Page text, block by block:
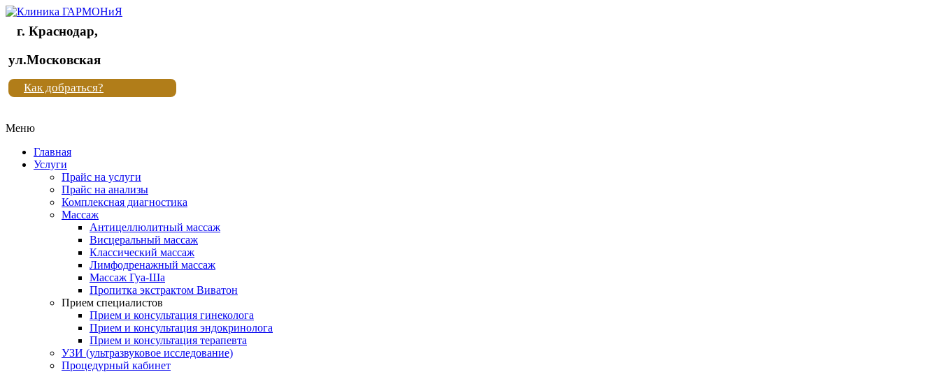
Клиника
"Новая
жизнь"
Клиника
жизнь"
г. Краснодар,
ул.Московская
Как добраться?
Меню
Главная
Услуги
Прайс на услуги
Прайс на анализы
Комплексная диагностика
Массаж
Антицеллюлитный массаж
Висцеральный массаж
Классический массаж
Лимфодренажный массаж
Массаж Гуа-Ша
Пропитка экстрактом Виватон
Прием специалистов
Прием и консультация гинеколога
Прием и консультация эндокринолога
Прием и консультация терапевта
УЗИ (ультразвуковое исследование)
Процедурный кабинет